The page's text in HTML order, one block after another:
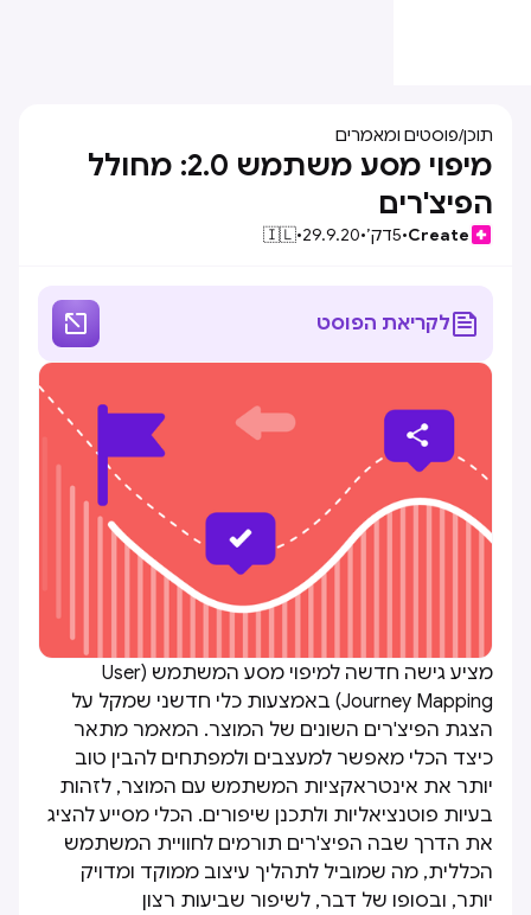
תוכן/פוסטים ומאמרים
מיפוי מסע משתמש 2.0: מחולל
הפיצ'רים
Create
•
5דק׳•
29.9.20
•
🇮🇱
לקריאת הפוסט 
מציע גישה חדשה למיפוי מסע המשתמש (User
Journey Mapping) באמצעות כלי חדשני שמקל על
הצגת הפיצ'רים השונים של המוצר. המאמר מתאר
כיצד הכלי מאפשר למעצבים ולמפתחים להבין טוב
יותר את אינטראקציות המשתמש עם המוצר, לזהות
בעיות פוטנציאליות ולתכנן שיפורים. הכלי מסייע להציג
את הדרך שבה הפיצ'רים תורמים לחוויית המשתמש
הכללית, מה שמוביל לתהליך עיצוב ממוקד ומדויק
יותר, ובסופו של דבר, לשיפור שביעות רצון